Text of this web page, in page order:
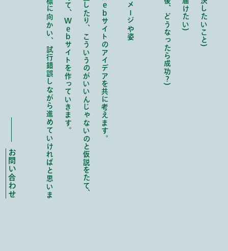
?
)
Web
サイトのアイデアを共に考えます。
こういうのがいいんじゃないのと仮説をたて、
Web
サイトを作っていきます。
試
行
錯
誤
し
な
が
ら
進
め
て
い
け
れ
ば
と
思
い
ま
お問い合わせ